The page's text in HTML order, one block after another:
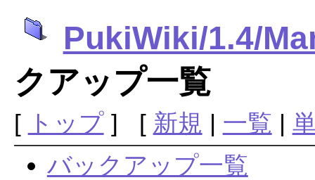
PukiWiki/1.4/
クアップ一覧
[ トップ] [ 新規 | 一覧 |
バックアップ一覧